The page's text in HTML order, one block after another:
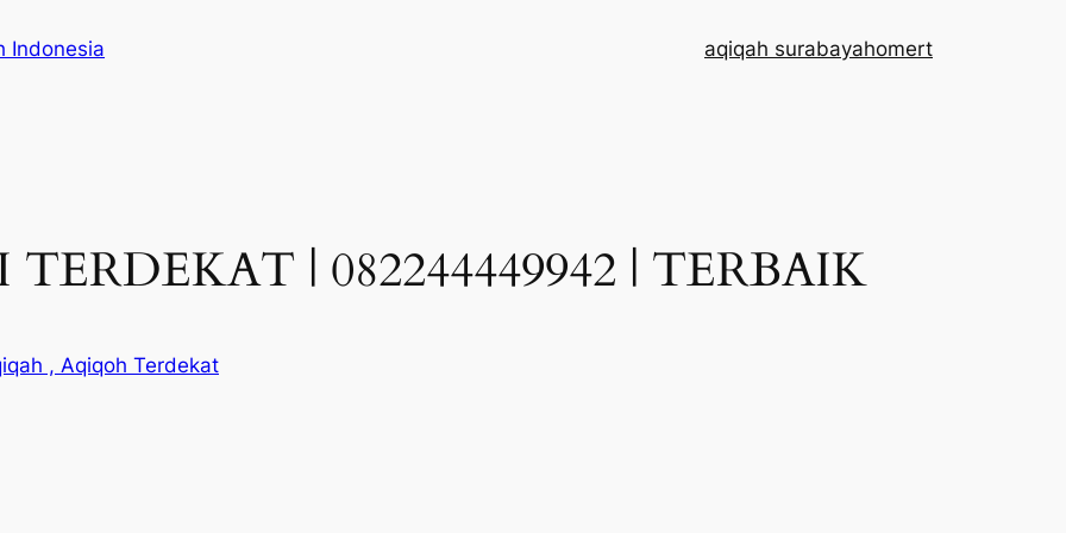
Indonesia aqiqah surabayahomert
| 082244449942 | TERBAIK
, Aqiqoh Terdekat